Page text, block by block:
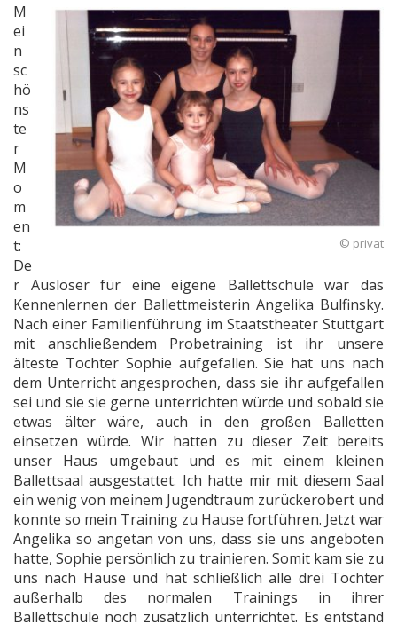
© privat
M
ei
n
sc
hö
ns
te
r
M
o
m
en
t:
De
r Auslöser für eine eigene Ballettschule war das
Kennenlernen der Ballettmeisterin Angelika Bulfinsky.
Nach einer Familienführung im Staatstheater Stuttgart
mit anschließendem Probetraining ist ihr unsere
älteste Tochter Sophie aufgefallen. Sie hat uns nach
dem Unterricht angesprochen, dass sie ihr aufgefallen
sei und sie sie gerne unterrichten würde und sobald sie
etwas älter wäre, auch in den großen Balletten
einsetzen würde. Wir hatten zu dieser Zeit bereits
unser Haus umgebaut und es mit einem kleinen
Ballettsaal ausgestattet. Ich hatte mir mit diesem Saal
ein wenig von meinem Jugendtraum zurückerobert und
konnte so mein Training zu Hause fortführen. Jetzt war
Angelika so angetan von uns, dass sie uns angeboten
hatte, Sophie persönlich zu trainieren. Somit kam sie zu
uns nach Hause und hat schließlich alle drei Töchter
außerhalb des normalen Trainings in ihrer
Ballettschule noch zusätzlich unterrichtet. Es entstand